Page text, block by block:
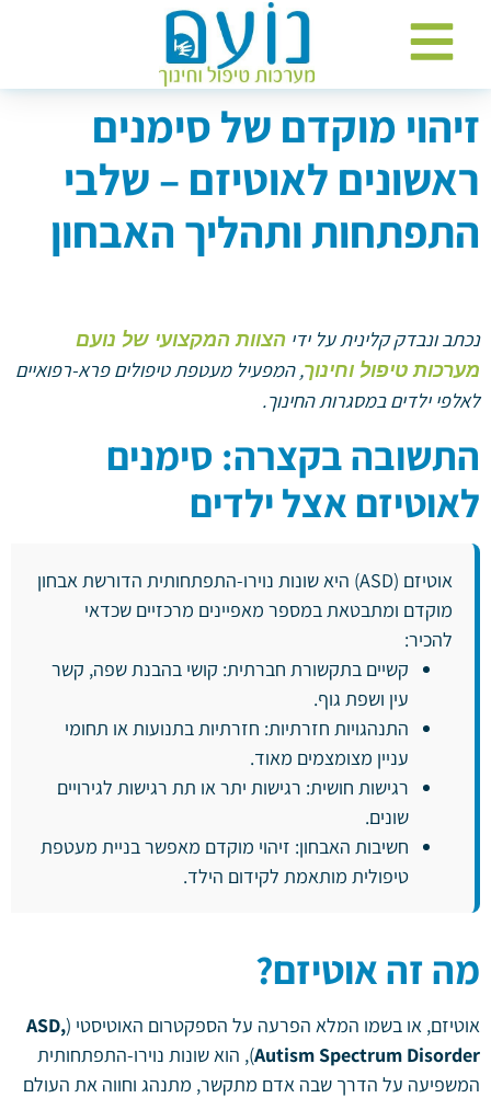
זיהוי מוקדם של סימנים
ראשונים לאוטיזם – שלבי
התפתחות ותהליך האבחון
נכתב ונבדק קלינית על ידי הצוות המקצועי של נועם
מערכות טיפול וחינוך, המפעיל מעטפת טיפולים פרא-רפואיים
לאלפי ילדים במסגרות החינוך.
התשובה בקצרה: סימנים
לאוטיזם אצל ילדים
אוטיזם (ASD) היא שונות נוירו-התפתחותית הדורשת אבחון
מוקדם ומתבטאת במספר מאפיינים מרכזיים שכדאי
להכיר:
קשיים בתקשורת חברתית: קושי בהבנת שפה, קשר
עין ושפת גוף.
התנהגויות חזרתיות: חזרתיות בתנועות או תחומי
עניין מצומצמים מאוד.
רגישות חושית: רגישות יתר או תת רגישות לגירויים
שונים.
חשיבות האבחון: זיהוי מוקדם מאפשר בניית מעטפת
טיפולית מותאמת לקידום הילד.
מה זה אוטיזם?
אוטיזם, או בשמו המלא הפרעה על הספקטרום האוטיסטי (ASD,
Autism Spectrum Disorder), הוא שונות נוירו-התפתחותית
המשפיעה על הדרך שבה אדם מתקשר, מתנהג וחווה את העולם